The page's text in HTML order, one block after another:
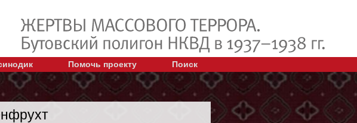
Помочь проекту Поиск